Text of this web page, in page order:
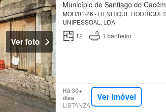
Ver foto
Município de Santiago do
MOR/01/26 - HENRIQUE
UNIPESSOAL, LDA
T2
1 banheiro
Há 30+
dias
LISTANZA
Ver imóvel